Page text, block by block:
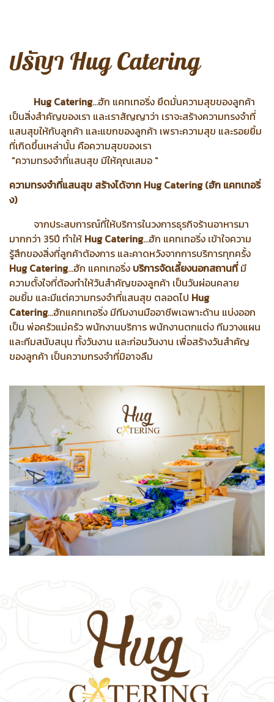
ปรัญา Hug Catering
Hug Catering...ฮัก แคทเทอริ่ง ยึดมั่นความสุขของลูกค้า
เป็นสิ่งสำคัญของเรา และเราสัญญาว่า เราจะสร้างความทรงจำที่
แสนสุขให้กับลูกค้า และแขกของลูกค้า เพราะความสุข และรอยยิ้ม
ที่เกิดขึ้นเหล่านั้น คือความสุขของเรา
"ความทรงจำที่แสนสุข มีให้คุณเสมอ "
ความทรงจำที่แสนสุข สร้างได้จาก Hug Catering (ฮัก แคทเทอริ่
ง)
จากประสบการณ์ที่ให้บริการในวงการธุรกิจร้านอาหารมา
มากกว่า 35ปี ทำให้ Hug Catering...ฮัก แคทเทอริ่ง เข้าใจความ
รู้สึกของสิ่งที่ลูกค้าต้องการ และคาดหวังจากการบริการทุกครั้ง
Hug Catering...ฮัก แคทเทอริ่ง บริการจัดเลี้ยงนอกสถานที่มี
ความตั้งใจที่ต้องทำให้วันสำคัญของลูกค้า เป็นวันผ่อนคลาย
อมยิ้ม และมีแต่ความทรงจำที่แสนสุข ตลอดไป Hug
Catering...ฮักแคทเทอริ่ง มีทีมงานมืออาชีพเฉพาะด้าน แบ่งออก
เป็น พ่อครัวแม่ครัว พนักงานบริการ พนักงานตกแต่ง ทีมวางแผน
และทีมสนับสนุน ทั้งวันงาน และก่อนวันงาน เพื่อสร้างวันสำคัญ
ของลูกค้า เป็นความทรงจำที่มิอาจลืม